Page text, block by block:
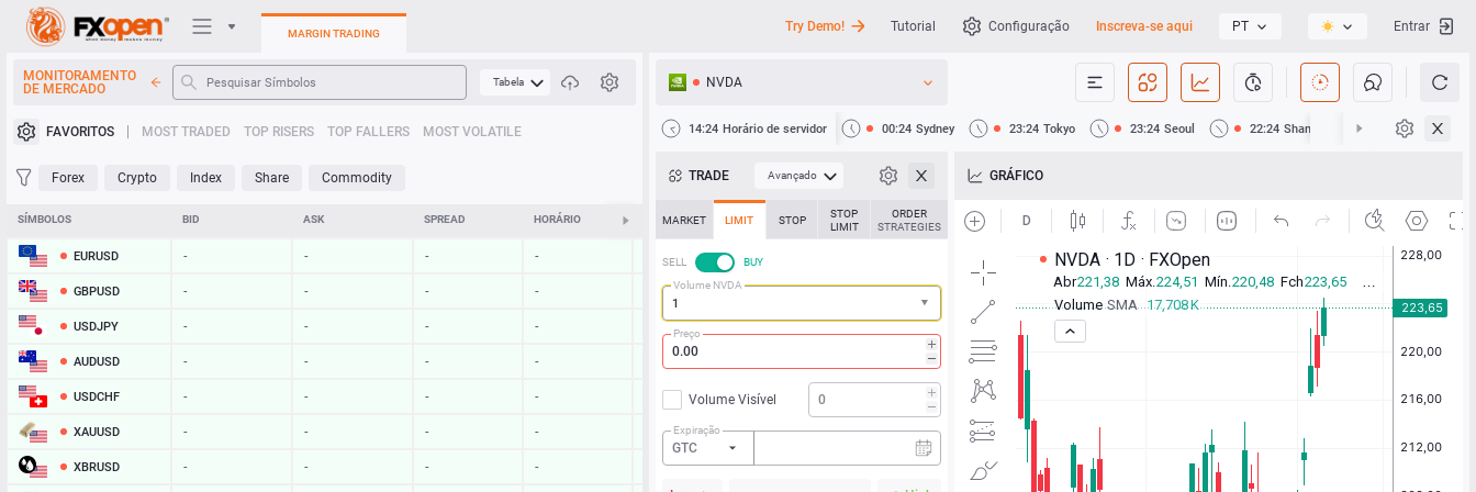
Plataformas de negociação
Heatmap
MARGIN TRADING Try Demo! Tutorial Configuração Inscreva-se aqui PT Entrar
MONITORAMENTO
DE MERCADO
Tabela
FAVORITOS MOST TRADED TOP RISERS TOP FALLERS MOST VOLATILE
Forex Crypto Index Share Commodity
SÍMBOLOS BID ASK SPREAD HORÁRIO ALTERAR
EURUSD - - - -
GBPUSD - - - -
USDJPY - - - -
AUDUSD - - - -
USDCHF - - - -
XAUUSD - - - -
XBRUSD - - - -
NVDA
14:24 Horário de servidor 00:24 Sydney 23:24 Tokyo 23:24 Seoul 22:24 Shanghai 22:24 Hong
TRADE Avançado
MARKET LIMIT STOP
STOP
LIMIT
ORDER
STRATEGIES
SELL
BUY
Volume NVDA
Preço
Volume Visível
Expiração
GTC
GRÁFICO